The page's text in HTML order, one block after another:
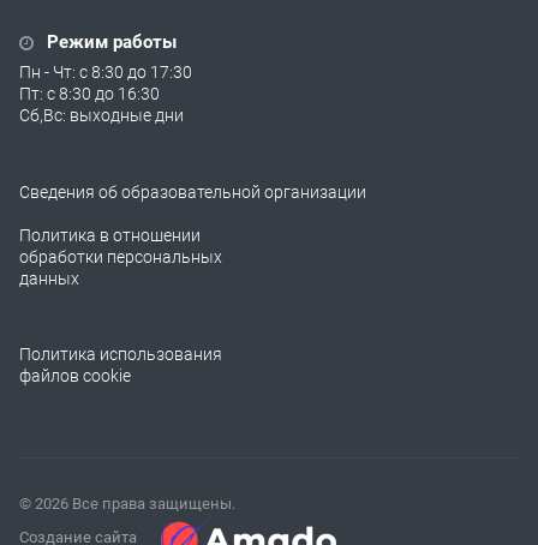
Режим работы
Пн - Чт: с 8:30 до 17:30
Пт: с 8:30 до 16:30
Сб,Вс: выходные дни
Сведения об образовательной организации
Политика в отношении
обработки персональных
данных
Политика использования
файлов cookie
© 2026 Все права защищены.
Создание сайта